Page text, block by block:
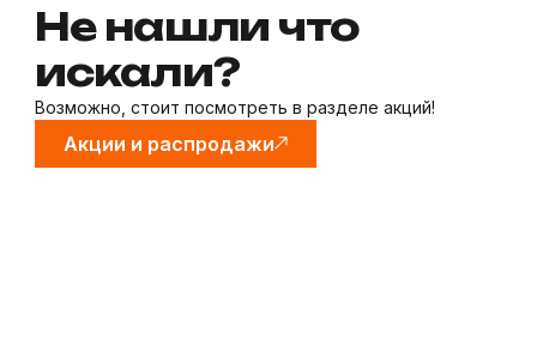
Не нашли что
искали?
Возможно, стоит посмотреть в разделе акций!
Акции и распродажи